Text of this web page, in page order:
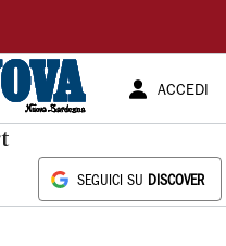
ACCEDI
SEGUICI SU DISCOVER